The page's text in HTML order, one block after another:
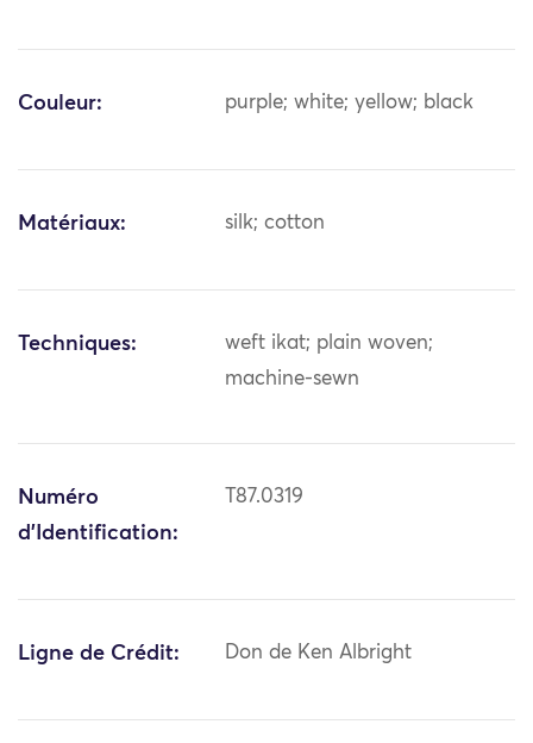
Couleur: purple; white; yellow; black
Matériaux: silk; cotton
Techniques:
weft ikat; plain woven;
machine-sewn
Numéro
d'Identification:
T87.0319
Ligne de Crédit: Don de Ken Albright